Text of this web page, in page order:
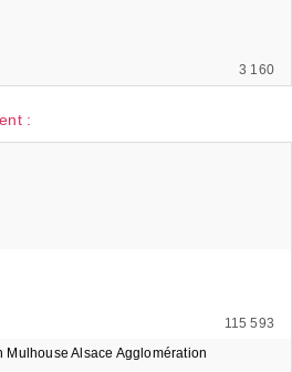
3 160
:
115 593
Alsace Agglomération